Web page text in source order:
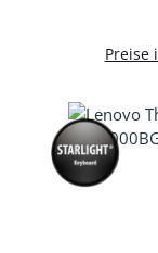
Preise